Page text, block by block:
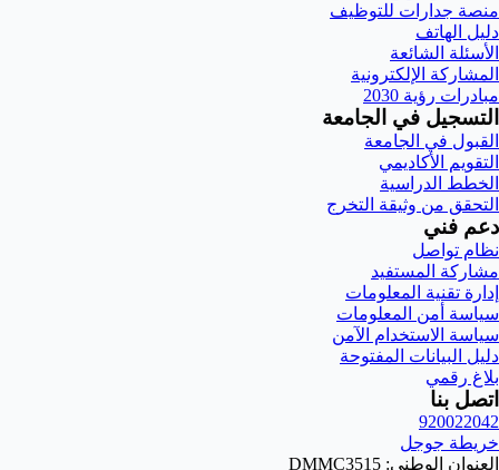
منصة جدارات للتوظيف
دليل الهاتف
الأسئلة الشائعة
المشاركة الإلكترونية
مبادرات رؤية 2030
التسجيل في الجامعة
القبول في الجامعة
التقويم الأكاديمي
الخطط الدراسية
التحقق من وثيقة التخرج
دعم فني
نظام تواصل
مشاركة المستفيد
إدارة تقنية المعلومات
سياسة أمن المعلومات
سياسة الاستخدام الآمن
دليل البيانات المفتوحة
بلاغ رقمي
اتصل بنا
920022042
خريطة جوجل
العنوان الوطني: DMMC3515